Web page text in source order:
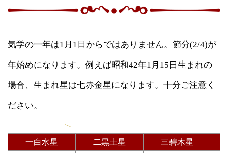
気学の一年は1月1日からではありません。節分(2/4)が
年始めになります。例えば昭和42年1月15日生まれの
場合、生まれ星は七赤金星になります。十分ご注意く
ださい。
一白水星 二黒土星
三碧木星